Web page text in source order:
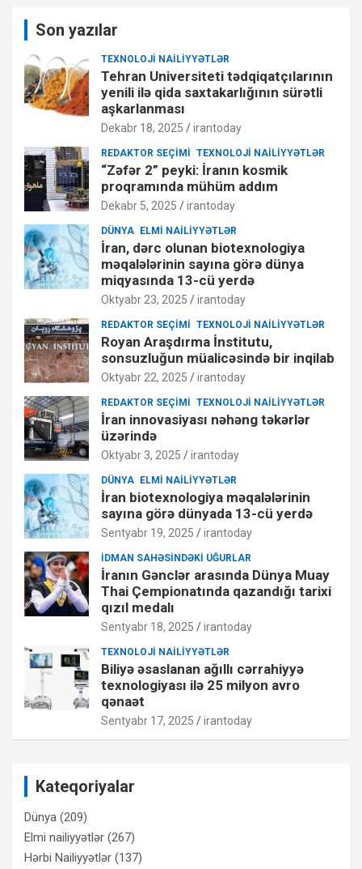
Son yazılar
TEXNOLOJI NAILIYYƏTLƏR
Tehran Universiteti tədqiqatçılarının
yenili ilə qida saxtakarlığının sürətli
aşkarlanması
Dekabr 18, 2025 irantoday
REDAKTOR SEÇIMI TEXNOLOJI NAILIYYƏTLƏR
“Zəfər 2” peyki: İranın kosmik
proqramında mühüm addım
Dekabr 5, 2025 irantoday
DÜNYA ELMI NAILIYYƏTLƏR
İran, dərc olunan biotexnologiya
məqalələrinin sayına görə dünya
miqyasında 13-cü yerdə
Oktyabr 23, 2025 irantoday
REDAKTOR SEÇIMI TEXNOLOJI NAILIYYƏTLƏR
Royan Araşdırma İnstitutu,
sonsuzluğun müalicəsində bir inqilab
Oktyabr 22, 2025 irantoday
REDAKTOR SEÇIMI TEXNOLOJI NAILIYYƏTLƏR
İran innovasiyası nəhəng təkərlər
üzərində
Oktyabr 3, 2025 irantoday
DÜNYA ELMI NAILIYYƏTLƏR
İran biotexnologiya məqalələrinin
sayına görə dünyada 13-cü yerdə
Sentyabr 19, 2025 irantoday
İDMAN SAHƏSINDƏKI UĞURLAR
İranın Gənclər arasında Dünya Muay
Thai Çempionatında qazandığı tarixi
qızıl medalı
Sentyabr 18, 2025 irantoday
TEXNOLOJI NAILIYYƏTLƏR
Biliyə əsaslanan ağıllı cərrahiyyə
texnologiyası ilə 25 milyon avro
qənaət
Sentyabr 17, 2025 irantoday
Kateqoriyalar
Dünya (209)
Elmi nailiyyətlər (267)
Hərbi Nailiyyətlər (137)